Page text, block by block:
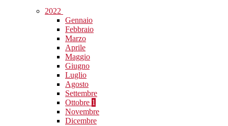
2022
Gennaio
Febbraio
Marzo
Aprile
Maggio
Giugno
Luglio
Agosto
Settembre
Ottobre 1
Novembre
Dicembre